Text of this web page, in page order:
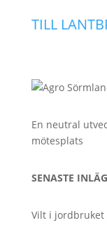
TILL
En neutral
mötesplats
SENASTE
Vilt i